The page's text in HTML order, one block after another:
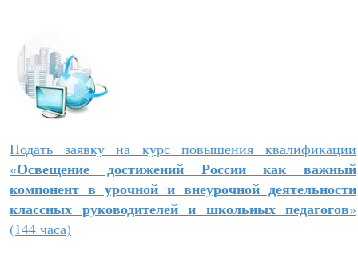
Подать заявку на курс повышения квалификации
«Освещение достижений России как важный
компонент в урочной и внеурочной деятельности
классных руководителей и школьных педагогов»
(144 часа)